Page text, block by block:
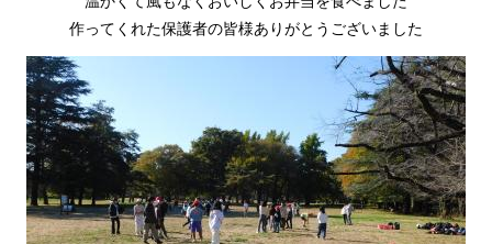
作ってくれた保護者の皆様ありがとうございました